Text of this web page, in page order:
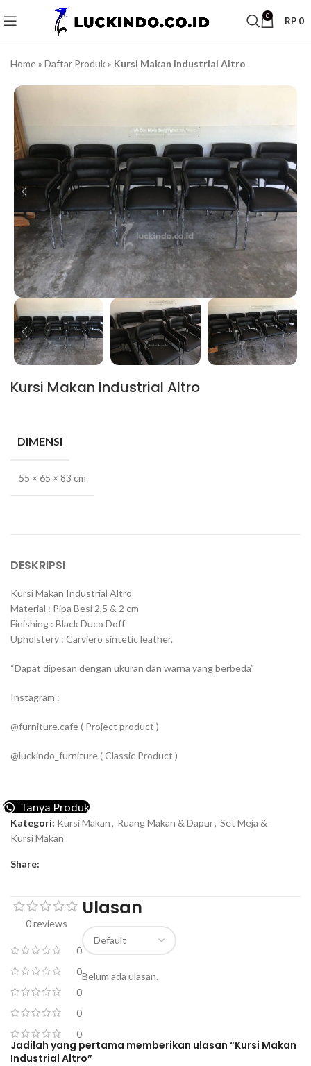
0 RP 0
Home» Daftar Produk» Kursi Makan Industrial Altro
Kursi Makan Industrial Altro
DIMENSI
55 × 65 × 83 cm
DESKRIPSI
Kursi Makan Industrial Altro
Material : Pipa Besi 2,5 & 2 cm
Finishing : Black Duco Doff
Upholstery : Carviero sintetic leather.
“Dapat dipesan dengan ukuran dan warna yang berbeda”
Instagram :
@furniture.cafe ( Project product )
@luckindo_furniture ( Classic Product )
Tanya Produk
Kategori: Kursi Makan, Ruang Makan & Dapur, Set Meja &
Kursi Makan
Share:
0 reviews
0
0
0
0
0
Ulasan
Belum ada ulasan.
Jadilah yang pertama memberikan ulasan “Kursi Makan
Industrial Altro”